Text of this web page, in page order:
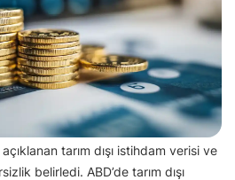
tarım dışı istihdam verisi ve
belirledi. ABD’de tarım dışı